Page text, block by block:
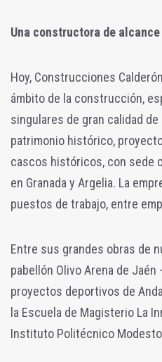
Una constructora de
Hoy, Construcciones
ámbito de la construcción,
singulares de gran calidad
patrimonio histórico,
cascos históricos, con sede
en Granada y Argelia. La
puestos de trabajo, entre
Entre sus grandes obras de
pabellón Olivo Arena de
proyectos deportivos de
la Escuela de Magisterio La
Instituto Politécnico Modesto